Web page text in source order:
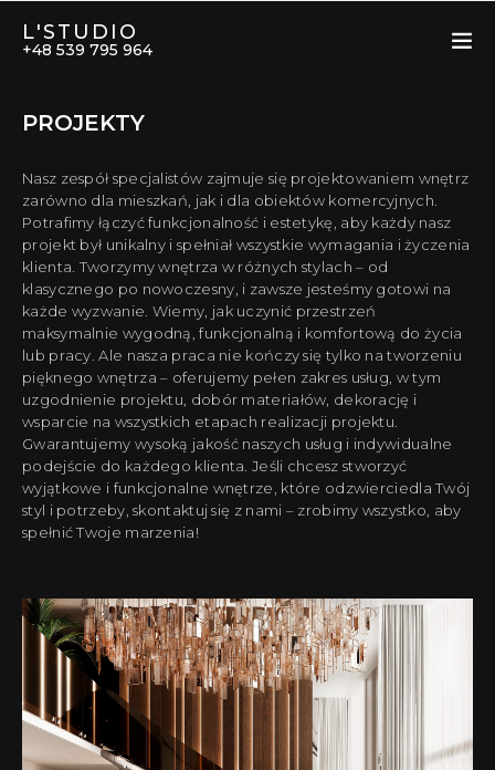
L'STUDIO
+48 539 795 964
PROJEKTY
Nasz zespół specjalistów zajmuje się projektowaniem wnętrz
zarówno dla mieszkań, jak i dla obiektów komercyjnych.
Potrafimy łączyć funkcjonalność i estetykę, aby każdy nasz
projekt był unikalny i spełniał wszystkie wymagania i życzenia
klienta. Tworzymy wnętrza w różnych stylach – od
klasycznego po nowoczesny, i zawsze jesteśmy gotowi na
każde wyzwanie. Wiemy, jak uczynić przestrzeń
maksymalnie wygodną, funkcjonalną i komfortową do życia
lub pracy. Ale nasza praca nie kończy się tylko na tworzeniu
pięknego wnętrza – oferujemy pełen zakres usług, w tym
uzgodnienie projektu, dobór materiałów, dekorację i
wsparcie na wszystkich etapach realizacji projektu.
Gwarantujemy wysoką jakość naszych usług i indywidualne
podejście do każdego klienta. Jeśli chcesz stworzyć
wyjątkowe i funkcjonalne wnętrze, które odzwierciedla Twój
styl i potrzeby, skontaktuj się z nami – zrobimy wszystko, aby
spełnić Twoje marzenia!
2023 Warszawa 390m2